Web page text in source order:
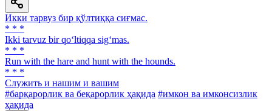
Икки тарвуз бир қўлтиққа сиғмас.
* * *
Ikki tarvuz bir qo‘ltiqqa sig‘mas.
* * *
Run with the hare and hunt with the hounds.
* * *
Служить и нашим и вашим
#барқарорлик ва беқарорлик ҳақида #имкон ва имконсизлик
ҳақида